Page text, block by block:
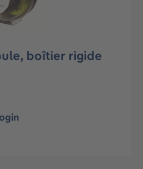
boîtier rigide